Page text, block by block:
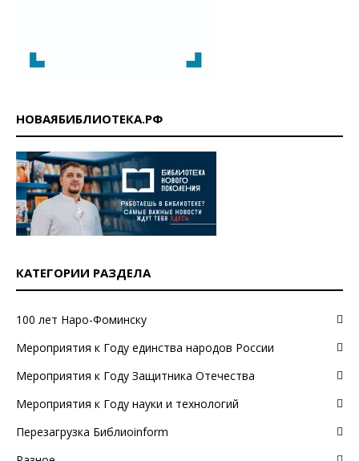
НОВАЯБИБЛИОТЕКА.РФ
КАТЕГОРИИ РАЗДЕЛА
100 лет Наро-Фоминску
Мероприятия к Году единства народов России
Мероприятия к Году Защитника Отечества
Мероприятия к Году науки и технологий
Перезагрузка Библиоinform